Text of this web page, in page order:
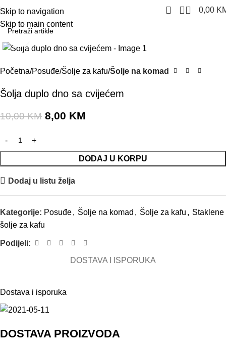
Skip to navigation
Skip to main content
0 0,00
Click to enlarge
Početna Posuđe Šolje za kafu Šolje na komad
Šolja duplo dno sa cvijećem
10,00KM 8,00 KM
DODAJ U KORPU
Dodaj u listu želja
Kategorije: Posuđe, Šolje na komad , Šolje za kafu , Staklene
šolje za kafu
Podijeli:
DOSTAVA I ISPORUKA
Dostava i isporuka
DOSTAVA PROIZVODA